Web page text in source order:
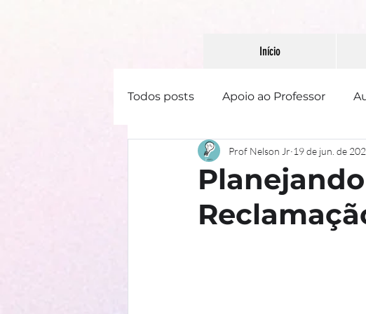
Início
Todos posts Apoio ao Professor
Linguística Literatura PAAEB
Gênero Textual
Prof Nelson Jr 19 de jun. de